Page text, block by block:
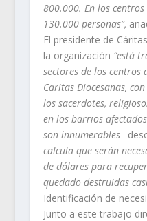
800.000. En los
130.000 personas”,
El presidente de
la organización “está
sectores de los centros
Caritas Diocesanas,
los sacerdotes,
en los barrios afectados
son innumerables –
calcula que serán
de dólares para
quedado destruidas
Identificación de
Junto a este trabajo